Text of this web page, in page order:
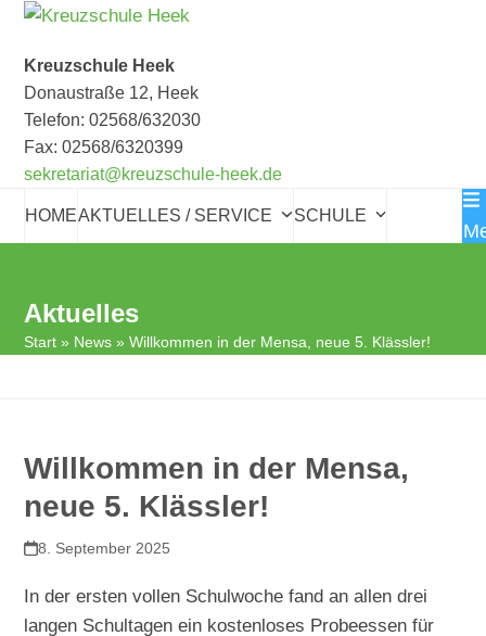
Skip
content
Kreuzschule Heek
Donaustraße 12, Heek
Telefon: 02568/632030
Fax: 02568/6320399
sekretariat@kreuzschule-heek.de
HOMEAKTUELLES / SERVICE SCHULE
Aktuelles
Start » News »Willkommen in der Mensa, neue 5. Klässler!
Willkommen in der Mensa,
neue 5. Klässler!
8. September 2025
In der ersten vollen Schulwoche fand an allen drei
langen Schultagen ein kostenloses Probeessen für